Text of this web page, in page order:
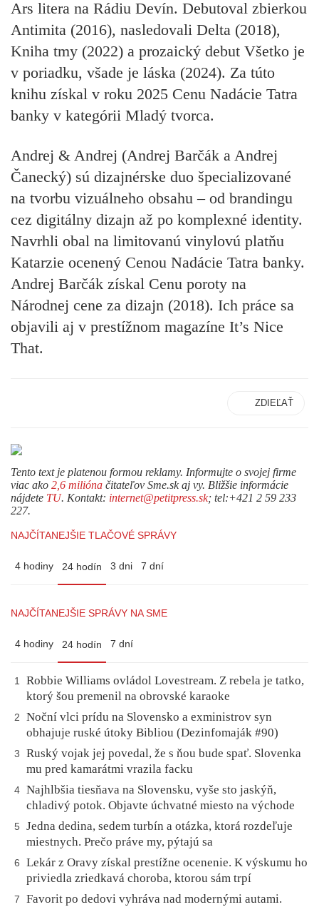
Ars litera na Rádiu Devín. Debutoval zbierkou
Antimita (2016), nasledovali Delta (2018),
Kniha tmy (2022) a prozaický debut Všetko je
v poriadku, všade je láska (2024). Za túto
knihu získal v roku 2025 Cenu Nadácie Tatra
banky v kategórii Mladý tvorca.
Andrej & Andrej (Andrej Barčák a Andrej
Čanecký) sú dizajnérske duo špecializované
na tvorbu vizuálneho obsahu – od brandingu
cez digitálny dizajn až po komplexné identity.
Navrhli obal na limitovanú vinylovú platňu
Katarzie ocenený Cenou Nadácie Tatra banky.
Andrej Barčák získal Cenu poroty na
Národnej cene za dizajn (2018). Ich práce sa
objavili aj v prestížnom magazíne It’s Nice
That.
ZDIEĽAŤ
Tento text je platenou formou reklamy. Informujte o svojej firme
viac ako 2,6 milióna čitateľov Sme.sk aj vy. Bližšie informácie
nájdete TU. Kontakt: internet@petitpress.sk; tel:+421 2 59 233
227.
NAJČÍTANEJŠIE TLAČOVÉ SPRÁVY
4 hodiny 24 hodín 3 dni 7 dní
NAJČÍTANEJŠIE SPRÁVY NA SME
4 hodiny 24 hodín 7 dní
1
Robbie Williams ovládol Lovestream. Z rebela je tatko,
ktorý šou premenil na obrovské karaoke
2
Noční vlci prídu na Slovensko a exministrov syn
obhajuje ruské útoky Bibliou (Dezinfomaják #90)
3
Ruský vojak jej povedal, že s ňou bude spať. Slovenka
mu pred kamarátmi vrazila facku
4 Najhlbšia tiesňava na Slovensku, vyše sto jaskýň,
chladivý potok. Objavte úchvatné miesto na východe
5
Jedna dedina, sedem turbín a otázka, ktorá rozdeľuje
miestnych. Prečo práve my, pýtajú sa
6
Lekár z Oravy získal prestížne ocenenie. K výskumu ho
priviedla zriedkavá choroba, ktorou sám trpí
7
Favorit po dedovi vyhráva nad modernými autami.